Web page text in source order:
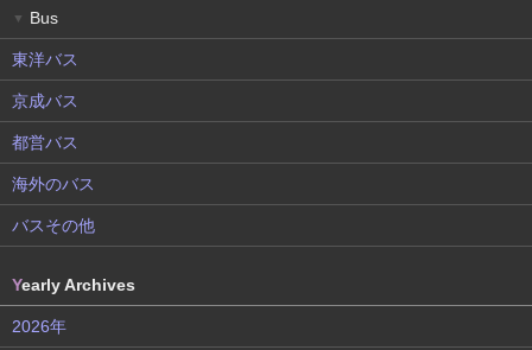
▼ Bus
東洋バス
京成バス
都営バス
海外のバス
バスその他
Yearly Archives
2026年